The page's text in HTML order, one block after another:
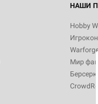
НАШИ
Hobby
Игрокон
Мир
Берсерк